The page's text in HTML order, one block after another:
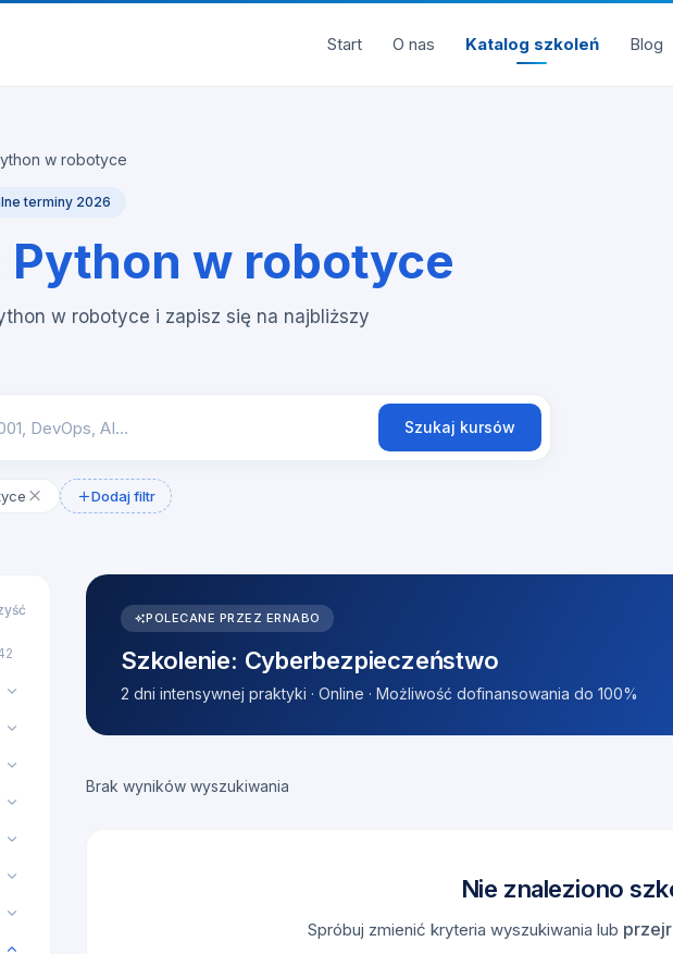
Start O nas Katalog szkoleń Blog
w robotyce
terminy 2026
Python w robotyce
w robotyce i zapisz się na najbliższy
Szukaj kursów
Dodaj filtr
POLECANE PRZEZ ERNABO
Szkolenie: Cyberbezpieczeństwo
2 dni intensywnej praktyki · Online · Możliwość dofinansowania do 100%
Brak wyników wyszukiwania
Nie znaleziono
Spróbuj zmienić kryteria wyszukiwania lub